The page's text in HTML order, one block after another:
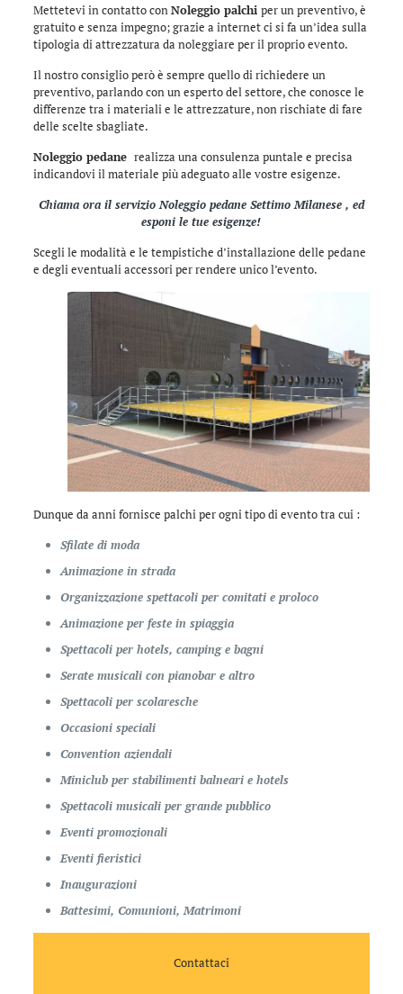
Mettetevi in contatto conNoleggio palchi per un preventivo, è
gratuito e senza impegno; grazie a internet ci si fa un’idea sulla
tipologia di attrezzatura da noleggiare per il proprio evento.
Il nostro consiglio però è sempre quello di richiedere un
preventivo, parlando con un esperto del settore, che conosce le
differenze tra i materiali e le attrezzature, non rischiate di fare
delle scelte sbagliate.
Noleggio pedane realizza una consulenza puntale e precisa
indicandovi il materiale più adeguato alle vostre esigenze.
Chiama ora il servizio Noleggio pedane Settimo Milanese , ed
esponi le tue esigenze!
Scegli le modalità e le tempistiche d’installazione delle pedane
e degli eventuali accessori per rendere unico l’evento.
Dunque da anni fornisce palchi per ogni tipo di evento tra cui :
Sfilate di moda
Animazione in strada
Organizzazione spettacoli per comitati e proloco
Animazione per feste in spiaggia
Spettacoli per hotels, camping e bagni
Serate musicali con pianobar e altro
Spettacoli per scolaresche
Occasioni speciali
Convention aziendali
Miniclub per stabilimenti balneari e hotels
Spettacoli musicali per grande pubblico
Eventi promozionali
Eventi fieristici
Inaugurazioni
Battesimi, Comunioni, Matrimoni
Contattaci